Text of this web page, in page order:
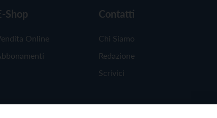
Shop
Online
Contatti
Chi Siamo
Redazione
Scrivici